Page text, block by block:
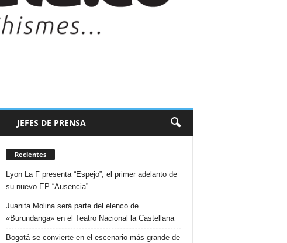
JEFES DE PRENSA
Recientes
Lyon La F presenta “Espejo”, el primer adelanto de
su nuevo EP “Ausencia”
Juanita Molina será parte del elenco de
«Burundanga» en el Teatro Nacional la Castellana
Bogotá se convierte en el escenario más grande de